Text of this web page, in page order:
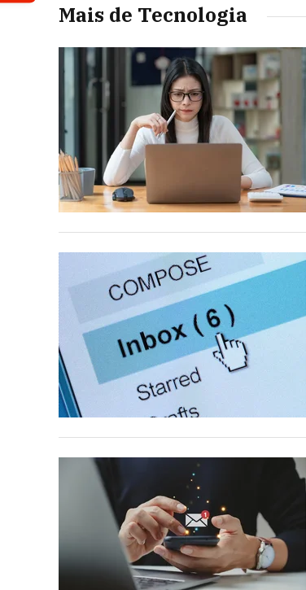
Mais de Tecnologia